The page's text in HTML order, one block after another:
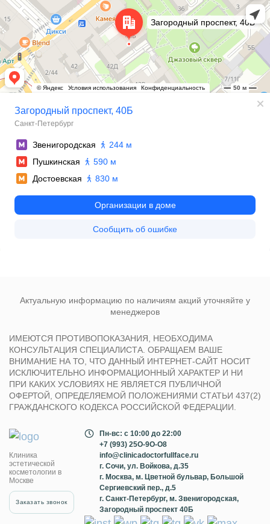
Актуальную информацию по наличиям акций уточняйте у
менеджеров
ИМЕЮТСЯ ПРОТИВОПОКАЗАНИЯ, НЕОБХОДИМА
КОНСУЛЬТАЦИЯ СПЕЦИАЛИСТА. ОБРАЩАЕМ ВАШЕ
ВНИМАНИЕ НА ТО, ЧТО ДАННЫЙ ИНТЕРНЕТ-САЙТ НОСИТ
ИСКЛЮЧИТЕЛЬНО ИНФОРМАЦИОННЫЙ ХАРАКТЕР И НИ
ПРИ КАКИХ УСЛОВИЯХ НЕ ЯВЛЯЕТСЯ ПУБЛИЧНОЙ
ОФЕРТОЙ, ОПРЕДЕЛЯЕМОЙ ПОЛОЖЕНИЯМИ СТАТЬИ 437(2)
ГРАЖДАНСКОГО КОДЕКСА РОССИЙСКОЙ ФЕДЕРАЦИИ.
Клиника
эстетической
косметологии в
Москве
Заказать звонок
Пн-вс: с 10:00 до 22:00
+7 (993) 25O-9O-O8
info@clinicadoctorfullface.ru
г. Сочи, ул. Войкова, д.35
г. Москва, м. Цветной бульвар, Большой
Сергиевский пер., д.5
г. Санкт-Петербург, м. Звенигородская,
Загородный проспект 40Б